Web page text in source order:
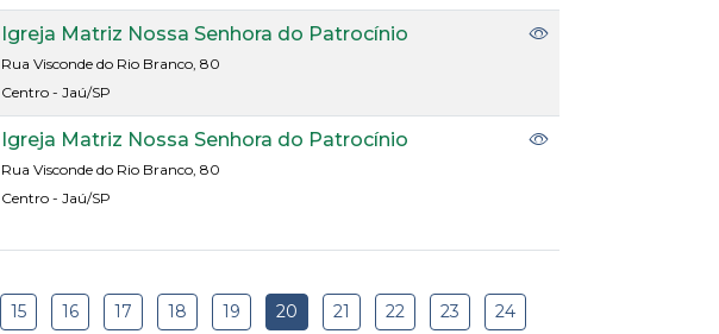
Igreja Matriz Nossa Senhora do Patrocínio
Rua Visconde do Rio Branco, 80
Centro - Jaú/SP
Igreja Matriz Nossa Senhora do Patrocínio
Rua Visconde do Rio Branco, 80
Centro - Jaú/SP
15 16 17 18 19 20 21 22 23 24